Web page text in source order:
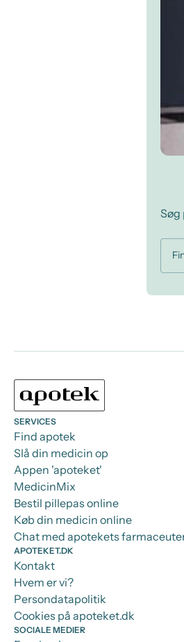
Søg
SERVICES
Find apotek
Slå din medicin op
Appen 'apoteket'
MedicinMix
Bestil pillepas online
Køb din medicin online
Chat med apotekets
APOTEKET.DK
Kontakt
Hvem er vi?
Persondatapolitik
Cookies på apoteket.dk
SOCIALE MEDIER